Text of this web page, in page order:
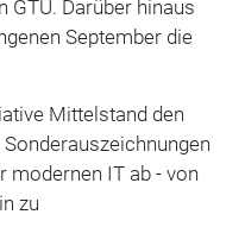
GTÜ. Darüber hinaus
September die
Mittelstand den
modernen IT ab - von
zu